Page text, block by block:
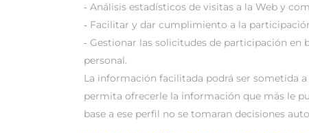
‐ Análisis estadísticos de visitas a la Web y
‐ Facilitar y dar cumplimiento a la
‐ Gestionar las solicitudes de participación en
personal.
La información facilitada podrá ser sometida
permita ofrecerle la información que más le
base a ese perfil no se tomaran decisiones